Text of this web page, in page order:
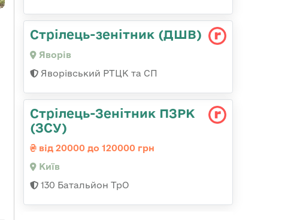
Стрілець-зенітник (ДШВ)
Яворів
Яворівський РТЦК та СП
Стрілець-Зенітник ПЗРК
(ЗСУ)
від 20000 до 120000 грн
Київ
130 Батальйон ТрО